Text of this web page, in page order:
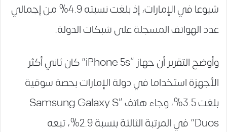
شيوعا في الإمارات، إذ بلغت نسبته 4.9% من إجمالي
عدد الهواتف المسجلة على شبكات الدولة.
وأوضح التقرير أن جهاز “iPhone 5s” كان ثاني أكثر
الأجهزة استخداما في دولة الإمارات بحصة سوقية
بلغت 3.5%، وجاء هاتف “Samsung Galaxy S
Duos” في المرتبة الثالثة بنسبة 2.9%، تبعه